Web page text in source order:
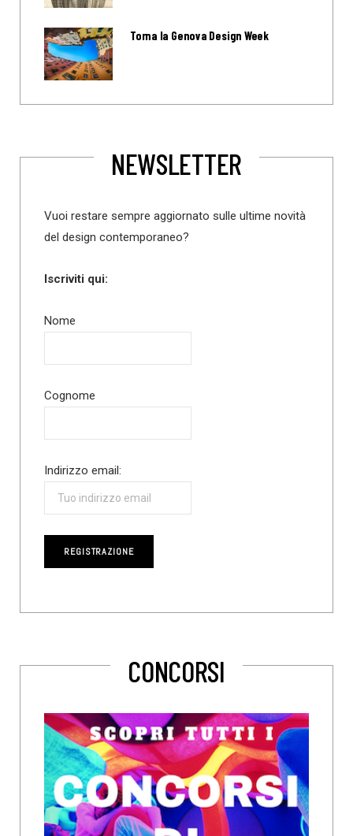
Torna la Genova Design Week
NEWSLETTER
Vuoi restare sempre aggiornato sulle ultime novità
del design contemporaneo?
Iscriviti qui:
Nome
Cognome
Indirizzo email:
CONCORSI